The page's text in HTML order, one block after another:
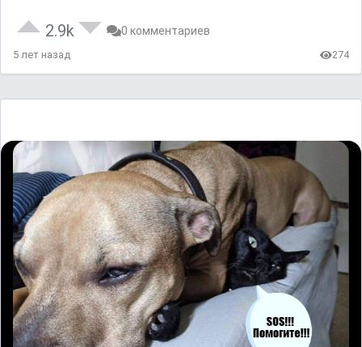
2.9k 0 комментариев
5 лет назад 274